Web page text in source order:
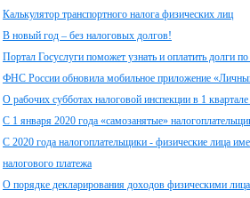
Калькулятор транспортного налога физических лиц
В новый год – без налоговых долгов!
Портал Госуслуги поможет узнать и оплатить долги
ФНС России обновила мобильное приложение
О рабочих субботах налоговой инспекции в 1
С 1 января 2020 года «самозанятые»
С 2020 года налогоплательщики - физические лица
налогового платежа
О порядке декларирования доходов физическими